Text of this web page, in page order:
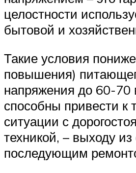
целостности
бытовой и
Такие условия
повышения)
напряжения до 60-70
способны привести к
ситуации с
техникой, – выходу из
последующим